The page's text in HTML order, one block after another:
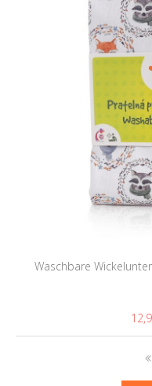
Waschbare